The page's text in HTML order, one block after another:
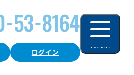
ログイン MENU